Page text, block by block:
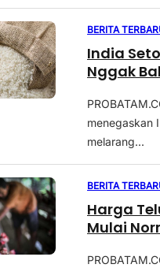
BERITA
India
Nggak
menegaskan
melarang...
BERITA
Harga
Mulai